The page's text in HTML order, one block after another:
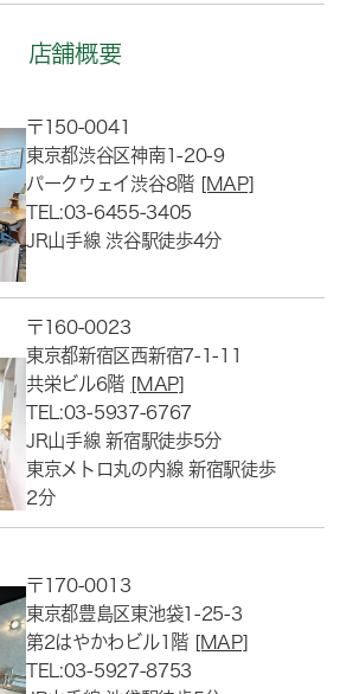
店舗概要
〒150-0041
東京都渋谷区神南1-20-9
パークウェイ渋谷8階 [MAP]
TEL:03-6455-3405
JR山手線 渋谷駅徒歩4分
〒160-0023
東京都新宿区西新宿7-1-11
共栄ビル6階 [MAP]
TEL:03-5937-6767
JR山手線 新宿駅徒歩5分
東京メトロ丸の内線 新宿駅徒歩
2分
〒170-0013
東京都豊島区東池袋1-25-3
第2はやかわビル1階 [MAP]
TEL:03-5927-8753